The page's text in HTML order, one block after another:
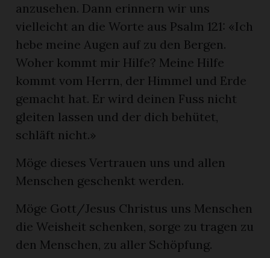
anzusehen. Dann erinnern wir uns
vielleicht an die Worte aus Psalm 121: «Ich
hebe meine Augen auf zu den Bergen.
Woher kommt mir Hilfe? Meine Hilfe
kommt vom Herrn, der Himmel und Erde
gemacht hat. Er wird deinen Fuss nicht
gleiten lassen und der dich behütet,
schläft nicht.»
Möge dieses Vertrauen uns und allen
Menschen geschenkt werden.
Möge Gott/Jesus Christus uns Menschen
die Weisheit schenken, sorge zu tragen zu
den Menschen, zu aller Schöpfung.